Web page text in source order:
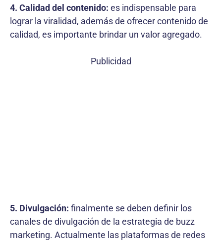
4. Calidad del contenido: es indispensable para
lograr la viralidad, además de ofrecer contenido de
calidad, es importante brindar un valor agregado.
Publicidad
5. Divulgación: finalmente se deben definir los
canales de divulgación de la estrategia de buzz
marketing. Actualmente las plataformas de redes